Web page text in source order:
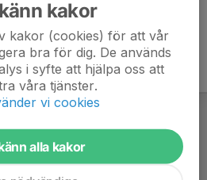
kakor
kakor (cookies) för att vår
bra för dig. De används
i syfte att hjälpa oss att
våra tjänster.
vi cookies
alla kakor